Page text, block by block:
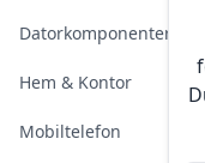
Datorkomponenter
Hem & Kontor
Mobiltelefon